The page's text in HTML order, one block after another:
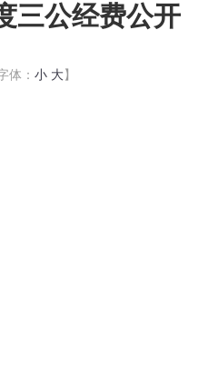
三公经费公开
体： 小 大】